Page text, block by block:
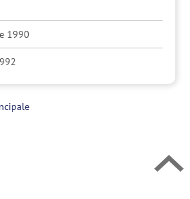
1990